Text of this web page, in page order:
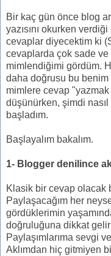
Bir kaç gün önce blog
yazısını okurken
cevaplar diyecektim ki
cevaplarda çok sade ve
mimlendiğimi gördüm.
daha doğrusu bu
mimlere cevap
düşünürken, şimdi nasıl
başladım.
Başlayalım bakalım.
1- Blogger denilince
Klasik bir cevap olacak
Paylaşacağım her
gördüklerimin
doğruluğuna dikkat gelir
Paylaşımlarıma sevgi
Aklımdan hiç gitmiyen